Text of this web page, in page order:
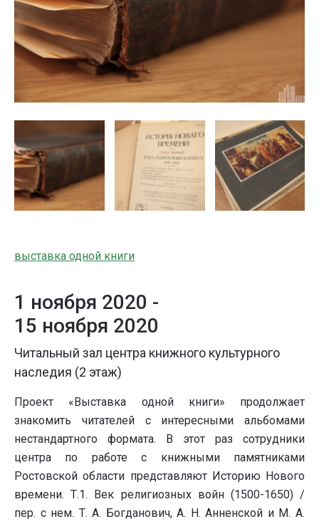
выставка одной книги
1 ноября 2020 -
15 ноября 2020
Читальный зал центра книжного культурного
наследия (2 этаж)
Проект «Выставка одной книги» продолжает
знакомить читателей с интересными альбомами
нестандартного формата. В этот раз сотрудники
центра по работе с книжными памятниками
Ростовской области представляют Историю Нового
времени. Т.1. Век религиозных войн (1500-1650) /
пер. с нем. Т. А. Богданович, А. Н. Анненской и М. А.